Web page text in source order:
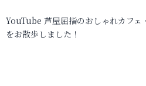
YouTube 芦屋屈指のおしゃれカフ
をお散歩しました！